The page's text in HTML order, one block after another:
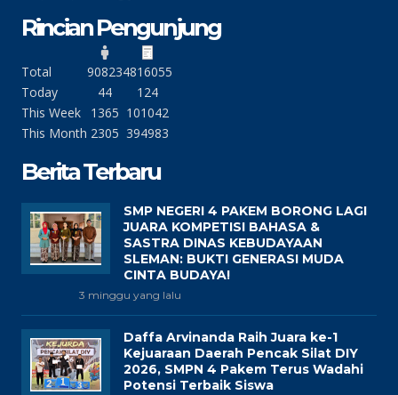
Rincian Pengunjung
Total 908234816055
Today
44
124
This Week
1365 101042
This Month 2305 394983
Berita Terbaru
SMP NEGERI 4 PAKEM BORONG LAGI
JUARA KOMPETISI BAHASA &
SASTRA DINAS KEBUDAYAAN
SLEMAN: BUKTI GENERASI MUDA
CINTA BUDAYA!
3 minggu yang lalu
Daffa Arvinanda Raih Juara ke-1
Kejuaraan Daerah Pencak Silat DIY
2026, SMPN 4 Pakem Terus Wadahi
Potensi Terbaik Siswa